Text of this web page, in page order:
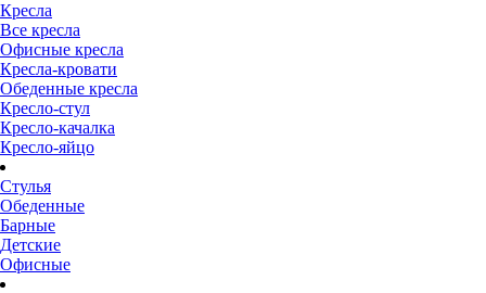
Кресла
Все кресла
Офисные кресла
Кресла-кровати
Обеденные кресла
Кресло-стул
Кресло-качалка
Кресло-яйцо
Стулья
Обеденные
Барные
Детские
Офисные